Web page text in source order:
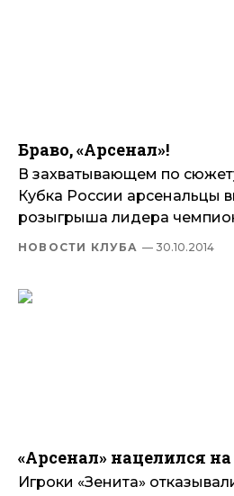
Браво, «Арсенал»!
В захватывающем по
Кубка России арсенальцы
розыгрыша лидера
НОВОСТИ КЛУБА — 30.10.2014
«Арсенал» нацелился
Игроки «Зенита»